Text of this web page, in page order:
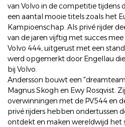
van Volvo in de competitie tijdens
een aantal mooie titels zoals het
Kampioenschap. Als privé rijder
van de jaren vijftig met succes
Volvo 444, uitgerust met een
werd opgemerkt door Engellau
bij Volvo.
Andersson bouwt een
Magnus Skogh en Ewy Rosqvist.
overwinningen met de PV544 en
privé rijders hebben ondertussen
ontdekt en maken wereldwijd het